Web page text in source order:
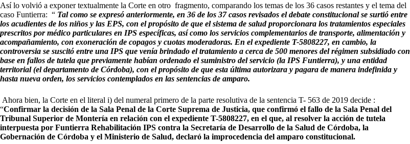
Así lo volvió a exponer textualmente la Corte en otro fragmento, comparando los temas de los 36 casos restantes y el tema del
caso Funtierra: “ Tal como se expresó anteriormente, en 36 de los 37 casos revisados el debate constitucional se surtió entre
los acudientes de los niños y las EPS, con el propósito de que el sistema de salud proporcionara los tratamientos especiales
prescritos por médico particulares en IPS específicas, así como los servicios complementarios de transporte, alimentación y
acompañamiento, con exoneración de copagos y cuotas moderadoras. En el expediente T-5808227, en cambio, la
controversia se suscitó entre una IPS que venía brindado el tratamiento a cerca de 500 menores del régimen subsidiado con
base en fallos de tutela que previamente habían ordenado el suministro del servicio (la IPS Funtierra), y una entidad
territorial (el departamento de Córdoba), con el propósito de que esta última autorizara y pagara de manera indefinida y
hasta nueva orden, los servicios contemplados en las sentencias de amparo.
Ahora bien, la Corte en el literal i) del numeral primero de la parte resolutiva de la sentencia T- 563 de 2019 decide :
“Confirmar la decisión de la Sala Penal de la Corte Suprema de Justicia, que confirmó el fallo de la Sala Penal del
Tribunal Superior de Montería en relación con el expediente T-5808227, en el que, al resolver la acción de tutela
interpuesta por Funtierra Rehabilitación IPS contra la Secretaría de Desarrollo de la Salud de Córdoba, la
Gobernación de Córdoba y el Ministerio de Salud, declaró la improcedencia del amparo constitucional.